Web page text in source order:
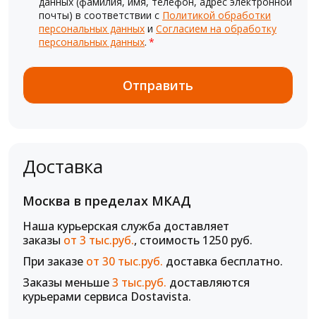
почты) в соответствии с Политикой обработки
персональных данных и Согласием на обработку
персональных данных. *
Доставка
Москва в пределах МКАД
Наша курьерская служба доставляет
заказы от 3 тыс.руб., стоимость 1250 руб.
При заказе от 30 тыс.руб. доставка бесплатно.
Заказы меньше3 тыс.руб. доставляются
курьерами сервиса Dostavista.